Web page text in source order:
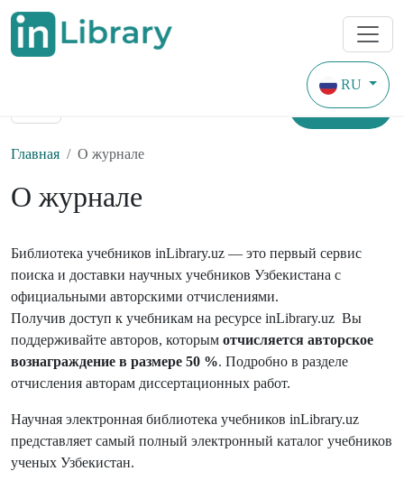
RU
Найти
Главная О журнале
О журнале
Библиотека учебников inLibrary.uz — это первый сервис
поиска и доставки научных учебников Узбекистана с
официальными авторскими отчислениями.
Получив доступ к учебникам на ресурсе inLibrary.uz Вы
поддерживайте авторов, которым отчисляется авторское
вознаграждение в размере 50 %. Подробно в разделе
отчисления авторам диссертационных работ.
Научная электронная библиотека учебников inLibrary.uz
представляет самый полный электронный каталог учебников
ученых Узбекистан.